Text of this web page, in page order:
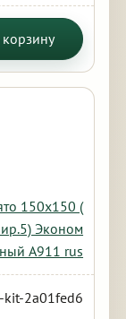
150х150 (
Эконом
А911 rus
2a01fed6